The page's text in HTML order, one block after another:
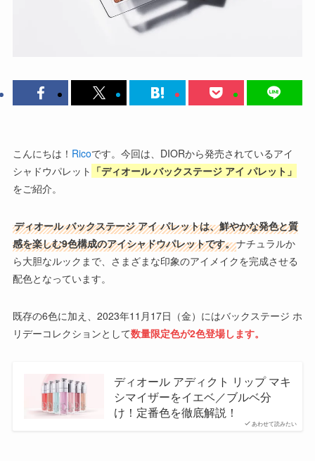
こんにちは！ Ricoです。今回は、DIORから発売されているアイ
シャドウパレット 「ディオール バックステージ アイ パレット」
をご紹介。
ディオール バックステージ アイ パレットは、鮮やかな発色と質
感を楽しむ9色構成のアイシャドウパレットです。ナチュラルか
ら大胆なルックまで、さまざまな印象のアイメイクを完成させる
配色となっています。
既存の6色に加え、2023年11月17日（金）にはバックステージ ホ
リデーコレクションとして数量限定色が2色登場します。
あわせて読みたい
ディオール アディクト リップ マキ
シマイザーをイエベ／ブルベ分
け！定番色を徹底解説！